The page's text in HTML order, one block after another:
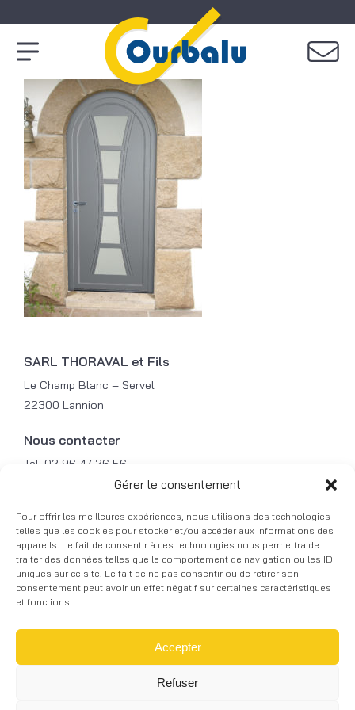
Gérer le consentement
Pour offrir les meilleures expériences, nous utilisons des technologies
telles que les cookies pour stocker et/ou accéder aux informations des
appareils. Le fait de consentir à ces technologies nous permettra de
traiter des données telles que le comportement de navigation ou les ID
uniques sur ce site. Le fait de ne pas consentir ou de retirer son
consentement peut avoir un effet négatif sur certaines caractéristiques
et fonctions.
Accepter
Refuser
SARL THORAVAL et Fils
Le Champ Blanc – Servel
22300 Lannion
Nous contacter
Tel. 02 96 47 26 56
Mob. 06 31 49 87 79
Mail. contact@courbalu.fr
© 2026 COURBALU - Tous droits réservés -
Réalisation graphique -Mentions légales-Skill
Designà Lannion